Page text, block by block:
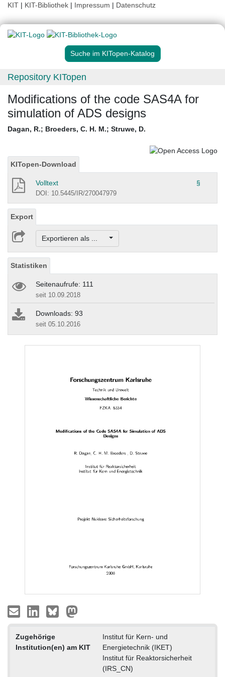
KIT | KIT-Bibliothek | Impressum | Datenschutz
Suche im KITopen-Katalog
Repository KITopen
Modifications of the code SAS4A for
simulation of ADS designs
Dagan, R.; Broeders, C. H. M.; Struwe, D.
KITopen-Download
Volltext §
DOI: 10.5445/IR/270047979
Export
Exportieren als ...
Statistiken
Seitenaufrufe: 111
seit 10.09.2018
Downloads: 93
seit 05.10.2016
Zugehörige
Institution(en) am KIT
Institut für Kern- und
Energietechnik (IKET)
Institut für Reaktorsicherheit
(IRS_CN)